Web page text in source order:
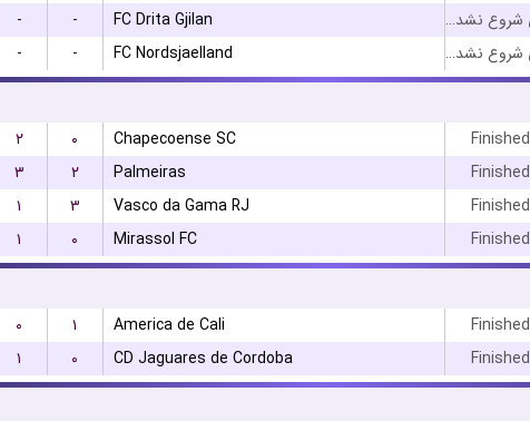
- - FC Drita Gjilan بازی شروع نشده است
- - FC Nordsjaelland بازی شروع نشده است
۲ ۰ Chapecoense SC Finished
۳ ۲ Palmeiras Finished
۱ ۳ Vasco da Gama RJ Finished
۱ ۰ Mirassol FC Finished
۰ ۱ America de Cali Finished
۱ ۰ CD Jaguares de Cordoba Finished